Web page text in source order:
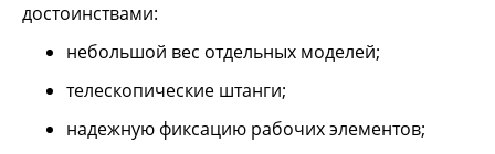
Ножовка ручная CAIMAN CA-270
достоинствами:
небольшой вес отдельных моделей;
телескопические штанги;
надежную фиксацию рабочих элементов;